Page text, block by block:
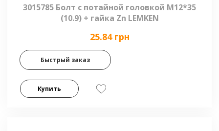
3015785 Болт с потайной головкой М12*35
(10.9) + гайка Zn LEMKEN
25.84 грн
Быстрый заказ
Купить